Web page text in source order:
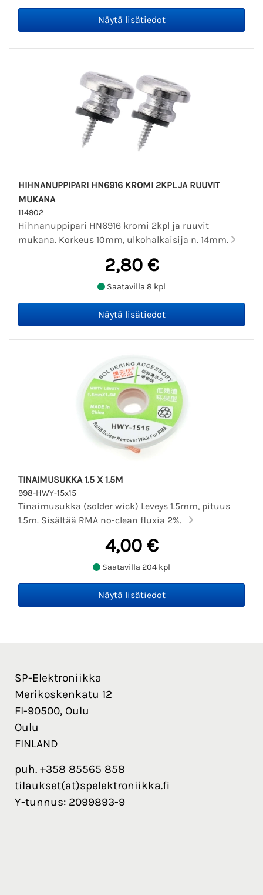
HIHNANUPPIPARI HN6916 KROMI 2KPL JA RUUVIT
MUKANA
114902
Hihnanuppipari HN6916 kromi 2kpl ja ruuvit
mukana. Korkeus 10mm, ulkohalkaisija n. 14mm.
2,80 €
Saatavilla 8 kpl
TINAIMUSUKKA 1.5 X 1.5M
998-HWY-15x15
Tinaimusukka (solder wick) Leveys 1.5mm, pituus
1.5m. Sisältää RMA no-clean fluxia 2%.
4,00 €
Saatavilla 204 kpl
SP-Elektroniikka
Merikoskenkatu 12
FI-90500, Oulu
Oulu
FINLAND
puh. +358 85565 858
tilaukset(at)spelektroniikka.fi
Y-tunnus: 2099893-9